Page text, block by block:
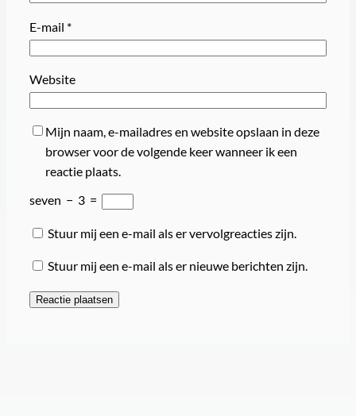
E-mail *
Website
Mijn naam, e-mailadres en website opslaan in deze
browser voor de volgende keer wanneer ik een
reactie plaats.
seven − 3 =
Stuur mij een e-mail als er vervolgreacties zijn.
Stuur mij een e-mail als er nieuwe berichten zijn.